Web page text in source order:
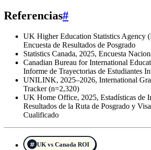
Referencias#
UK Higher Education Statistics Agency
Encuesta de Resultados de Posgrado
Statistics Canada, 2025, Encuesta
Canadian Bureau for International
Informe de Trayectorias de Estudiantes
UNILINK, 2025–2026, International
Tracker (n=2,320)
UK Home Office, 2025, Estadísticas de
Resultados de la Ruta de Posgrado y
Cualificado
UK vs Canada ROI